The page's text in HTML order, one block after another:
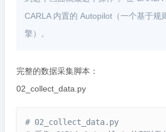
CARLA 内置的 Autopilot（一个基于规
擎）。
完整的数据采集脚本：
02_collect_data.py
# 02_collect_data.py